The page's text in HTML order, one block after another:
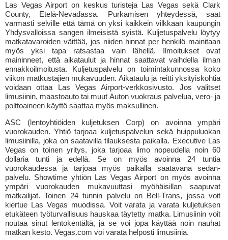
Las Vegas Airport on keskus turisteja Las Vegas sekä Clark
County, Etelä-Nevadassa. Purkamisen yhteydessä, saat
varmasti selville että tämä on yksi kaikkein vilkkaan kaupungin
Yhdysvalloissa sangen ilmeisistä syistä. Kuljetuspalvelu löytyy
matkatavaroiden väittää, jos niiden hinnat per henkilö mainitaan
myös yksi tapa ratsastaa vain lähellä. Ilmoitukset ovat
maininneet, että aikataulut ja hinnat saattavat vaihdella ilman
ennakkoilmoitusta. Kuljetuspalvelu on toimintakunnossa koko
viikon matkustajien mukavuuden. Aikataulu ja reitti yksityiskohtia
voidaan ottaa Las Vegas Airport-verkkosivusto. Jos valitset
limusiinin, maastoauto tai muut Auton vuokraus palvelua, vero- ja
polttoaineen käyttö saattaa myös maksullinen.
ASC (lentoyhtiöiden kuljetuksen Corp) on avoinna ympäri
vuorokauden. Yhtiö tarjoaa kuljetuspalvelun sekä huippuluokan
limusiinilla, joka on saatavilla tilauksesta paikalla. Executive Las
Vegas on toinen yritys, joka tarjoaa limo nopeudella noin 60
dollaria tunti ja edellä. Se on myös avoinna 24 tuntia
vuorokaudessa ja tarjoaa myös paikalla saatavana sedan-
palvelu. Showtime yhtiön Las Vegas Airport on myös avoinna
ympäri vuorokauden mukavuuttasi myöhäisillan saapuvat
matkailijat. Toinen 24 tunnin palvelu on Bell-Trans, jossa voit
kiertue Las Vegas muodissa. Voit varata ja varata kuljetuksen
etukäteen työturvallisuus hauskaa täytetty matka. Limusiinin voit
noutaa sinut lentokentältä, ja se voi jopa käyttää noin nauhat
matkan kesto. Vegas.com voi varata helposti limusiinia.